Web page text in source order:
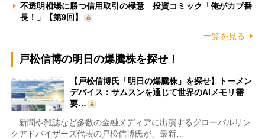
不透明相場に勝つ信用取引の極意 投資コミック「俺がカブ番
長！」【第9回】
一覧を見る
戸松信博の明日の爆騰株を探せ！
【戸松信博氏「明日の爆騰株」を探せ】トーメン
デバイス：サムスンを通じて世界のAIメモリ需
要…
新聞や雑誌など多数の金融メディアに出演するグローバルリン
クアドバイザーズ代表の戸松信博氏が、最新…